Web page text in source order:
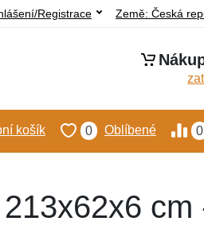
Země: Česká
Registrace
0
0 Oblíbené
košík
cm